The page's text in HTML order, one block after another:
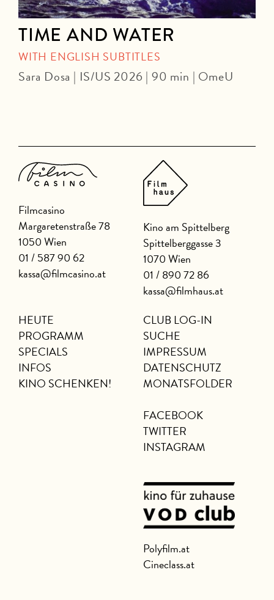
TIME AND WATER
WITH ENGLISH SUBTITLES
Sara Dosa | IS/US 2026 | 90 min | OmeU
Filmcasino
Margaretenstraße 78
1050 Wien
01 / 587 90 62
kassa@filmcasino.at
Kino am Spittelberg
Spittelberggasse 3
1070 Wien
01 / 890 72 86
kassa@filmhaus.at
HEUTE
PROGRAMM
SPECIALS
INFOS
KINO SCHENKEN!
CLUB LOG-IN
SUCHE
IMPRESSUM
DATENSCHUTZ
MONATSFOLDER
FACEBOOK
TWITTER
INSTAGRAM
Polyfilm.at
Cineclass.at